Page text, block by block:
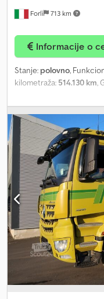
Forlì 713 km
Informacije o
Stanje: polovno,
kilometraža: 514.130 km,
, Kamion Astra
menjač Klima, električni
mešalica Imer LT 10.7,
Pokreće ga pomoćni
Dozvoljena ukupna
30% Dsdszr Nfdjpfx Aa
registracija: 27.06.2008